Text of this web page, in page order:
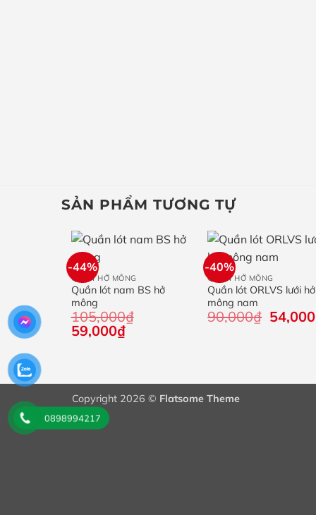
SẢN PHẨM TƯƠNG TỰ
-44%
+
QUẦN HỞ MÔNG
Quần lót nam BS hở
mông
105,000₫
Giá
gốc
59,000₫Giá
hiện
59,000₫.
-40%
+
QUẦN HỞ MÔNG
Quần lót ORLVS lưới hở
mông nam
90,000₫ Giá
gốc
54,000
Copyright 2026 © Flatsome Theme
0898994217